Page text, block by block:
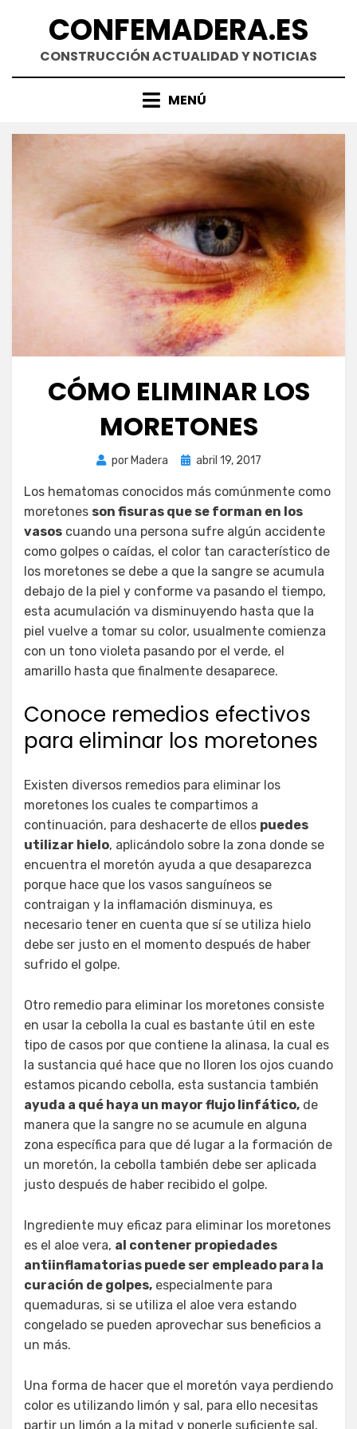
contenidoCONFEMADERA.ES
CONSTRUCCIÓN ACTUALIDAD Y NOTICIAS
MENÚ
CÓMO ELIMINAR LOS
MORETONES
por Madera
Publicada
abril 19, 2017
Los hematomas conocidos más comúnmente como
moretones son fisuras que se forman en los
vasos cuando una persona sufre algún accidente
como golpes o caídas, el color tan característico de
los moretones se debe a que la sangre se acumula
debajo de la piel y conforme va pasando el tiempo,
esta acumulación va disminuyendo hasta que la
piel vuelve a tomar su color, usualmente comienza
con un tono violeta pasando por el verde, el
amarillo hasta que finalmente desaparece.
Conoce remedios efectivos
para eliminar los moretones
Existen diversos remedios para eliminar los
moretones los cuales te compartimos a
continuación, para deshacerte de ellos puedes
utilizar hielo, aplicándolo sobre la zona donde se
encuentra el moretón ayuda a que desaparezca
porque hace que los vasos sanguíneos se
contraigan y la inflamación disminuya, es
necesario tener en cuenta que sí se utiliza hielo
debe ser justo en el momento después de haber
sufrido el golpe.
Otro remedio para eliminar los moretones consiste
en usar la cebolla la cual es bastante útil en este
tipo de casos por que contiene la alinasa, la cual es
la sustancia qué hace que no lloren los ojos cuando
estamos picando cebolla, esta sustancia también
ayuda a qué haya un mayor flujo linfático, de
manera que la sangre no se acumule en alguna
zona específica para que dé lugar a la formación de
un moretón, la cebolla también debe ser aplicada
justo después de haber recibido el golpe.
Ingrediente muy eficaz para eliminar los moretones
es el aloe vera, al contener propiedades
antiinflamatorias puede ser empleado para la
curación de golpes, especialmente para
quemaduras, si se utiliza el aloe vera estando
congelado se pueden aprovechar sus beneficios a
un más.
Una forma de hacer que el moretón vaya perdiendo
color es utilizando limón y sal, para ello necesitas
partir un limón a la mitad y ponerle suficiente sal,